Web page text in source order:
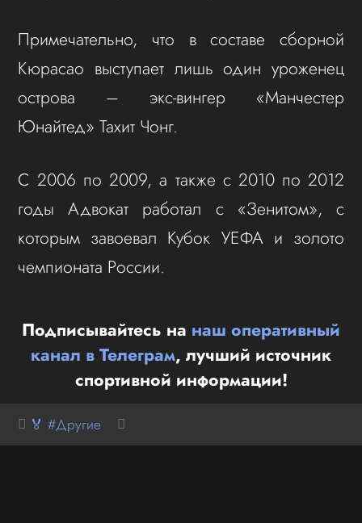
Примечательно, что в составе сборной
Кюрасао выступает лишь один уроженец
острова – экс-вингер «Манчестер
Юнайтед» Тахит Чонг.
С 2006 по 2009, а также с 2010 по 2012
годы Адвокат работал с «Зенитом», с
которым завоевал Кубок УЕФА и золото
чемпионата России.
Подписывайтесь на наш оперативный
канал в Телеграм, лучший источник
спортивной информации!
🏅 #Другие